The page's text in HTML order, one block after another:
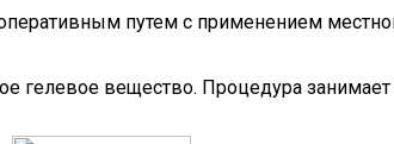
путем с применением
гелевое вещество. Процедура